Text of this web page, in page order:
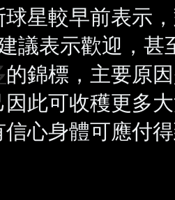
星較早前表示
議表示歡迎，甚
的錦標，主要原
因此可收穫更多
心身體可應付